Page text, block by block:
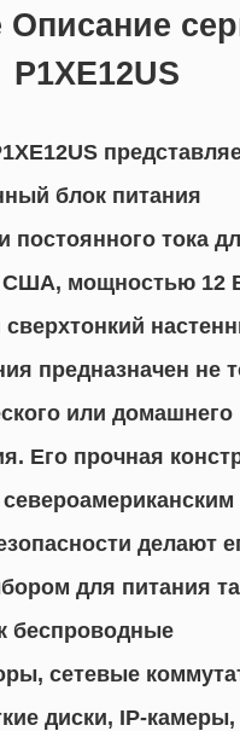
Описание
P1XE12US
блок питания
постоянного тока
мощностью 12
предназначен не
или домашнего
Его прочная
делают
для питания
беспроводные
сетевые
диски, IP-камеры,